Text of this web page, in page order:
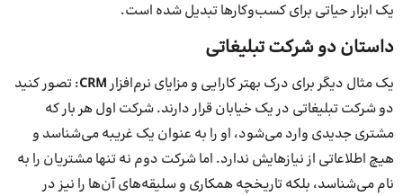
یک ابزار حیاتی برای کسب‌وکارها تبدیل شده است.
داستان دو شرکت تبلیغاتی
یک مثال دیگر برای درک بهتر کارایی و مزایای نرم‌افزارCRM: تصور کنید
دو شرکت تبلیغاتی در یک خیابان قرار دارند. شرکت اول هر بار که
مشتری جدیدی وارد می‌شود، او را به عنوان یک غریبه می‌شناسد و
هیچ اطلاعاتی از نیازهایش ندارد. اما شرکت دوم نه تنها مشتریان را به
نام می‌شناسد، بلکه تاریخچه همکاری و سلیقه‌های آن‌ها را نیز در